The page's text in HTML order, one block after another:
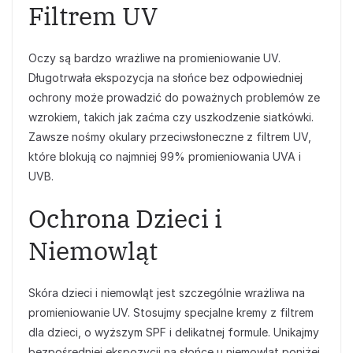
Filtrem UV
Oczy są bardzo wrażliwe na promieniowanie UV.
Długotrwała ekspozycja na słońce bez odpowiedniej
ochrony może prowadzić do poważnych problemów ze
wzrokiem, takich jak zaćma czy uszkodzenie siatkówki.
Zawsze nośmy okulary przeciwsłoneczne z filtrem UV,
które blokują co najmniej 99% promieniowania UVA i
UVB.
Ochrona Dzieci i
Niemowląt
Skóra dzieci i niemowląt jest szczególnie wrażliwa na
promieniowanie UV. Stosujmy specjalne kremy z filtrem
dla dzieci, o wyższym SPF i delikatnej formule. Unikajmy